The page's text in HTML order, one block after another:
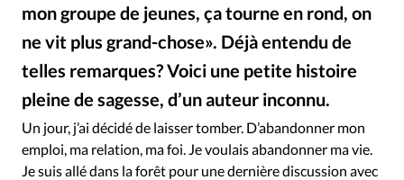
Devise:CHF
RUBRIQUES
Toute l'actualité Bible Culture
Economie
Eglises
Histoire Laicité
Liberté religieuse
Mission
Monde People Politique
Religions
Société
mon groupe de jeunes, ça tourne en rond, on
ne vit plus grand-chose». Déjà entendu de
telles remarques? Voici une petite histoire
pleine de sagesse, d’un auteur inconnu.
Un jour, j’ai décidé de laisser tomber. D’abandonner mon
emploi, ma relation, ma foi. Je voulais abandonner ma vie.
Je suis allé dans la forêt pour une dernière discussion avec